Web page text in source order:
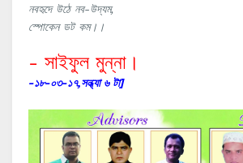
নবহৃদে উঠে নব-উদ্যম,
স্পোকেন ডট কম।।
- সাইফুল মুন্না।
-১৮-০৩-১৭,সন্ধ্যা ৬ টা]